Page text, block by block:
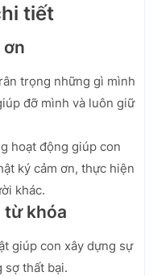
tiết
ơn
trọng những gì mình
đỡ mình và luôn giữ
hoạt động giúp con
ký cảm ơn, thực hiện
khác.
từ khóa
giúp con xây dựng sự
sợ thất bại.